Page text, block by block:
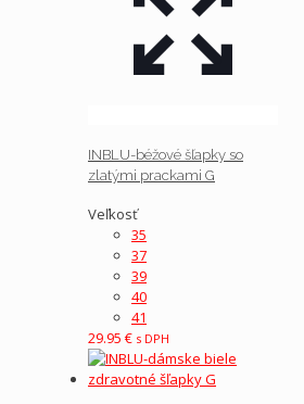
INBLU-béžové šľapky so
zlatými prackami G
Veľkosť
35
37
39
40
41
29.95 € s DPH